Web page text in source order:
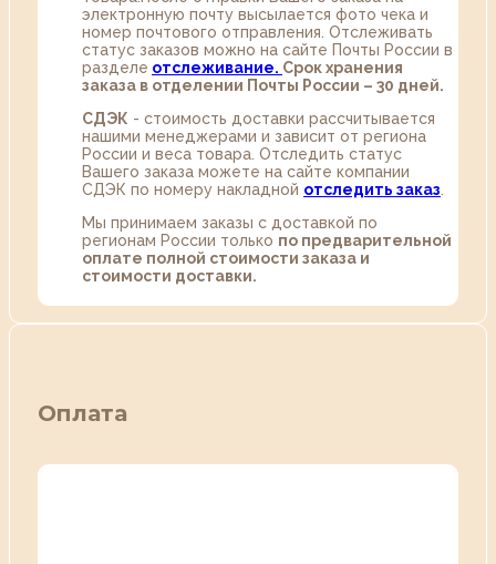
электронную почту высылается фото чека и
номер почтового отправления. Отслеживать
статус заказов можно на сайте Почты России в
разделе oтслеживание. Срок хранения
заказа в отделении Почты России – 30 дней.
СДЭК - стоимость доставки рассчитывается
нашими менеджерами и зависит от региона
России и веса товара. Отследить статус
Вашего заказа можете на сайте компании
СДЭК по номеру накладной отследить заказ
Мы принимаем заказы с доставкой по
регионам России только по предварительной
оплате полной стоимости заказа и
стоимости доставки.
Оплата